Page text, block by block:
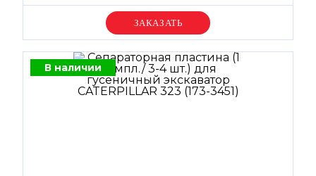
Уточняйте цену
В наличии